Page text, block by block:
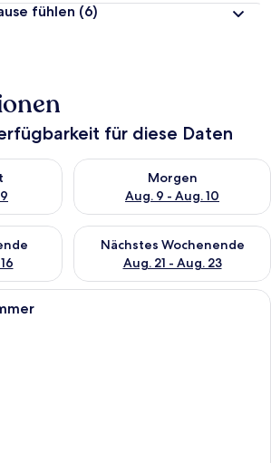
fühlen (6)
für diese Daten
für heute Nacht, Aug. 8 - Aug. 9.
Morgen
Aug. 9 - Aug. 10
Überprüfe die Verfügbarkeit
für dieses Wochenende, Aug. 14
Nächstes Wochenende
Aug. 21 - Aug. 23
Überprüfe die Verfügbarkeit
Ein Hotelzimmer mit einem Bett,